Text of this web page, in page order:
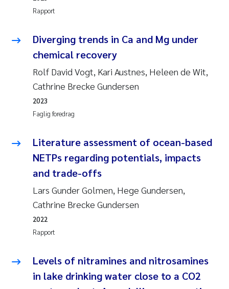
Rapport
Diverging trends in Ca and Mg under
chemical recovery
Rolf David Vogt, Kari Austnes, Heleen de Wit,
Cathrine Brecke Gundersen
Faglig foredrag
2023
Literature assessment of ocean-based
NETPs regarding potentials, impacts
and trade-offs
Lars Gunder Golmen, Hege Gundersen,
Cathrine Brecke Gundersen
Rapport
2022
Levels of nitramines and nitrosamines
in lake drinking water close to a CO2